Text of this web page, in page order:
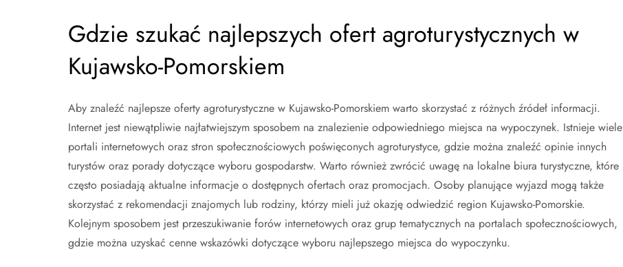
Gdzie szukać najlepszych ofert agroturystycznych w
Kujawsko-Pomorskiem
Aby znaleźć najlepsze oferty agroturystyczne w Kujawsko-Pomorskiem warto skorzystać z różnych źródeł informacji.
Internet jest niewątpliwie najłatwiejszym sposobem na znalezienie odpowiedniego miejsca na wypoczynek. Istnieje wiele
portali internetowych oraz stron społecznościowych poświęconych agroturystyce, gdzie można znaleźć opinie innych
turystów oraz porady dotyczące wyboru gospodarstw. Warto również zwrócić uwagę na lokalne biura turystyczne, które
często posiadają aktualne informacje o dostępnych ofertach oraz promocjach. Osoby planujące wyjazd mogą także
skorzystać z rekomendacji znajomych lub rodziny, którzy mieli już okazję odwiedzić region Kujawsko-Pomorskie.
Kolejnym sposobem jest przeszukiwanie forów internetowych oraz grup tematycznych na portalach społecznościowych,
gdzie można uzyskać cenne wskazówki dotyczące wyboru najlepszego miejsca do wypoczynku.